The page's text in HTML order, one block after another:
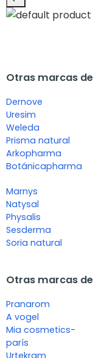
Otras marcas
Dernove
Uresim
Weleda
Prisma natural
Arkopharma
Botánicapharma
Marnys
Natysal
Physalis
Sesderma
Soria natural
Otras marcas
Pranarom
A vogel
Mia cosmetics-
parís